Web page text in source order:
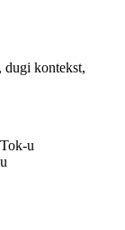
dugi kontekst,
u